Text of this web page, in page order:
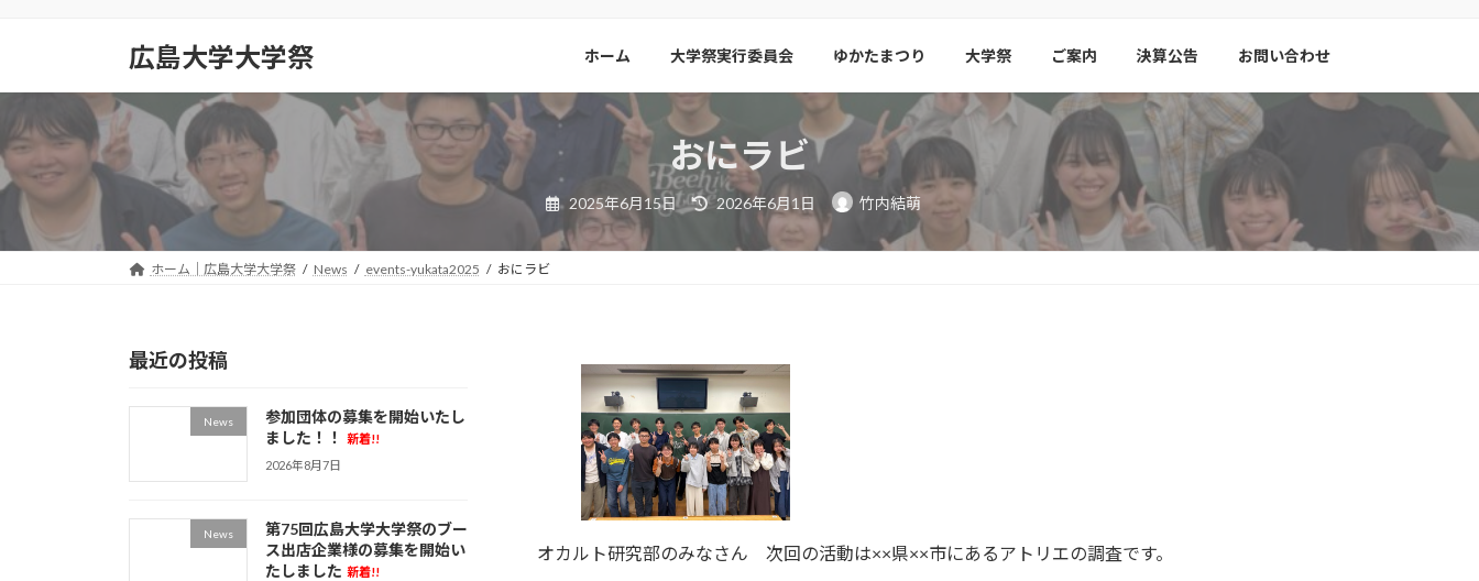
ン
へ
ス
キ
プ
ー
ョ
ン
に
動
広島大学大学祭 ホーム 大学祭実行委員会 ゆかたまつり 大学祭 ご案内 決算公告 お問い合わせ
おにラビ
2025年6月15日
最
終
日
2026年6月1日 竹内結萌
ホーム｜広島大学大学祭 News events-yukata2025 おにラビ
オカルト研究部のみなさん 次回の活動は××県××市にあるアトリエの調査です。
最近の投稿
News
参加団体の募集を開始いたし
ました！！
新着!!
2026年8月7日
News
第75回広島大学大学祭のブー
ス出店企業様の募集を開始い
たしました 新着!!